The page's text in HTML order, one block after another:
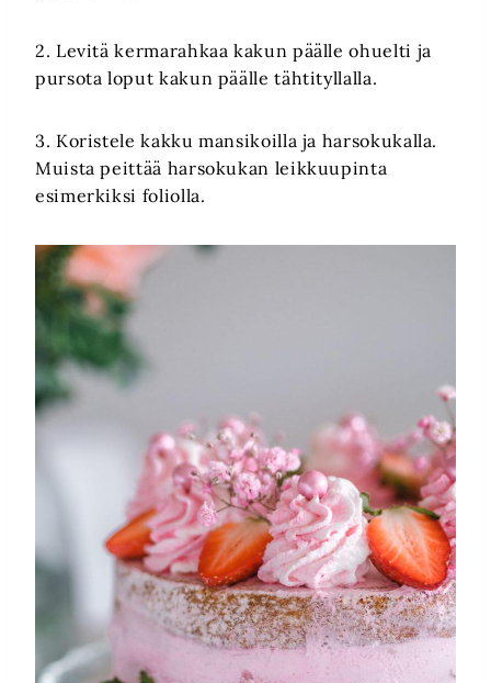
2. Levitä kermarahkaa kakun päälle ohuelti ja
pursota loput kakun päälle tähtityllalla.
3. Koristele kakku mansikoilla ja harsokukalla.
Muista peittää harsokukan leikkuupinta
esimerkiksi foliolla.